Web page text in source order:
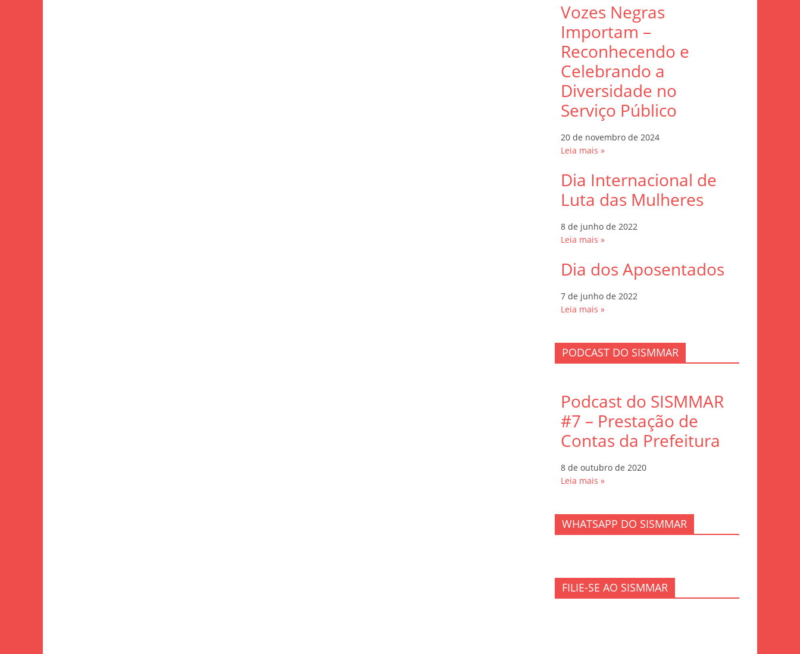
Vozes Negras
Importam –
Reconhecendo e
Celebrando a
Diversidade no
Serviço Público
20 de novembro de 2024
Leia mais »
Dia Internacional de
Luta das Mulheres
8 de junho de 2022
Leia mais »
Dia dos Aposentados
7 de junho de 2022
Leia mais »
PODCAST DO SISMMAR
Podcast do SISMMAR
#7 – Prestação de
Contas da Prefeitura
8 de outubro de 2020
Leia mais »
WHATSAPP DO SISMMAR
FILIE-SE AO SISMMAR